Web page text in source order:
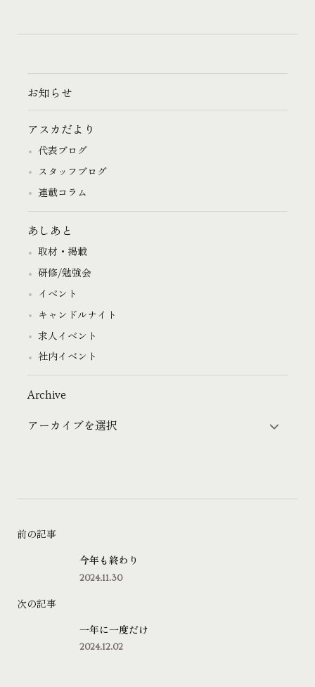
お知らせ
アスカだより
代表ブログ
スタッフブログ
連載コラム
あしあと
取材・掲載
研修/勉強会
イベント
キャンドルナイト
求人イベント
社内イベント
Archive
前の記事
今年も終わり
2024.11.30
次の記事
一年に一度だけ
2024.12.02